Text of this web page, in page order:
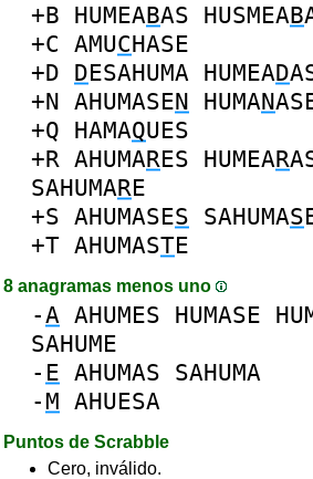
+B HUMEABAS HUSMEAB
+C AMUCHASE
+D DESAHUMA HUMEAD
+N AHUMASEN HUMAN
+Q HAMAQUES
+R AHUMARES HUMEAR
SAHUMARE
+S AHUMASES SAHUMAS
+T AHUMASTE
8 anagramas menos uno
-A AHUMES HUMASE
SAHUME
- E AHUMAS SAHUMA
-M AHUESA
Puntos de Scrabble
Cero, inválido.